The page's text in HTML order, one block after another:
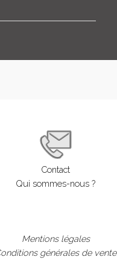
Contact
Qui sommes-nous ?
Mentions légales
générales de vente